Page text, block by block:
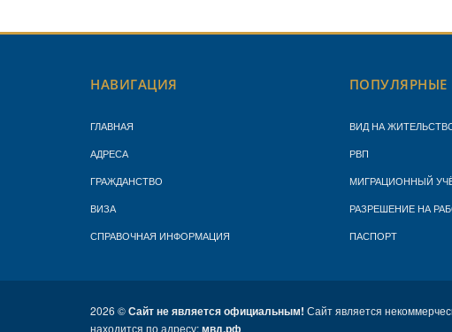
НАВИГАЦИЯ
ГЛАВНАЯ
АДРЕСА
ГРАЖДАНСТВО
ВИЗА
СПРАВОЧНАЯ ИНФОРМАЦИЯ
ПОПУЛЯРНЫЕ
ВИД НА
РВП
МИГРАЦИОННЫЙ
РАЗРЕШЕНИЕ НА
ПАСПОРТ
2026 ©Сайт не является официальным! Сайт является
находится по адресу:мвд.рф